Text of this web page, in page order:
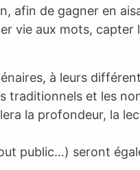
afin de gagner en
vie aux mots, capter
à leurs
traditionnels et les
la profondeur, la
public…) seront